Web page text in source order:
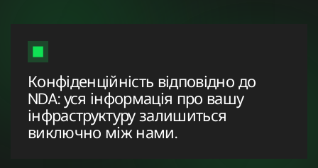
Конфіденційність відповідно до
NDA: уся інформація про вашу
інфраструктуру залишиться
виключно між нами.